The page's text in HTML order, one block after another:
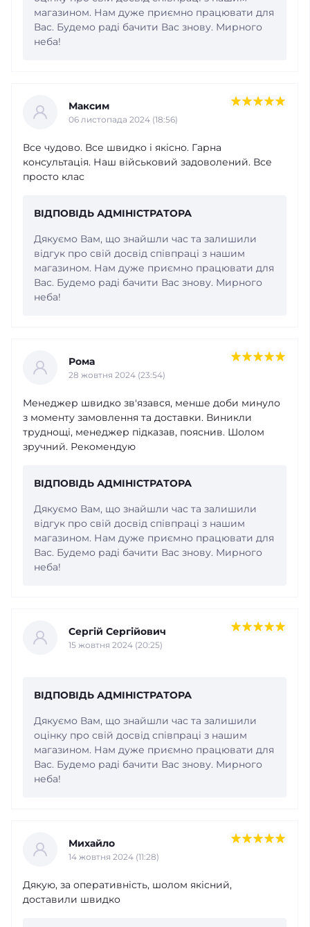
магазином. Нам дуже приємно працювати для
Вас. Будемо раді бачити Вас знову. Мирного
неба!
Максим
06 листопада 2024 (18:56)
Все чудово. Все швидко і якісно. Гарна
консультація. Наш військовий задоволений. Все
просто клас
ВІДПОВІДЬ АДМІНІСТРАТОРА
Дякуємо Вам, що знайшли час та залишили
відгук про свій досвід співпраці з нашим
магазином. Нам дуже приємно працювати для
Вас. Будемо раді бачити Вас знову. Мирного
неба!
Рома
28 жовтня 2024 (23:54)
Менеджер швидко зв'язався, менше доби минуло
з моменту замовлення та доставки. Виникли
труднощі, менеджер підказав, пояснив. Шолом
зручний. Рекомендую
ВІДПОВІДЬ АДМІНІСТРАТОРА
Дякуємо Вам, що знайшли час та залишили
відгук про свій досвід співпраці з нашим
магазином. Нам дуже приємно працювати для
Вас. Будемо раді бачити Вас знову. Мирного
неба!
Сергій Сергійович
15 жовтня 2024 (20:25)
ВІДПОВІДЬ АДМІНІСТРАТОРА
Дякуємо Вам, що знайшли час та залишили
оцінку про свій досвід співпраці з нашим
магазином. Нам дуже приємно працювати для
Вас. Будемо раді бачити Вас знову. Мирного
неба!
Михайло
14 жовтня 2024 (11:28)
Дякую, за оперативність, шолом якісний,
доставили швидко